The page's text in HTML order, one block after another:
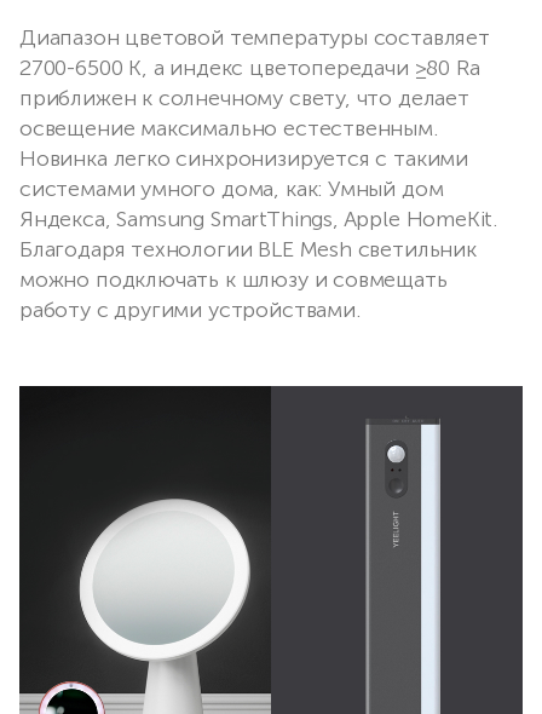
Диапазон цветовой температуры составляет
2700-6500 K, а индекс цветопередачи ≥80 Ra
приближен к солнечному свету, что делает
освещение максимально естественным.
Новинка легко синхронизируется с такими
системами умного дома, как: Умный дом
Яндекса, Samsung SmartThings, Apple HomeKit.
Благодаря технологии BLE Mesh светильник
можно подключать к шлюзу и совмещать
работу с другими устройствами.